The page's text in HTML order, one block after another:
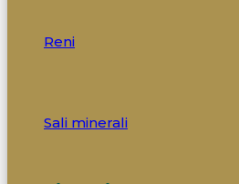
Reni
Sali minerali